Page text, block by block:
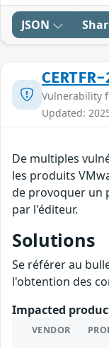
JSON
Vulnerability
Updated:
De multiples
les produits
de provoquer un
par l'éditeur.
Solutions
Se référer au
l'obtention des
Impacted
VENDOR